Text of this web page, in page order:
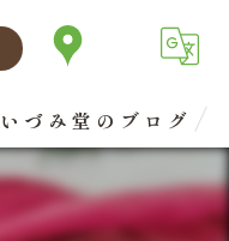
いづみ堂のブログ